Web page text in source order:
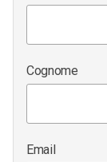
Cognome
Email